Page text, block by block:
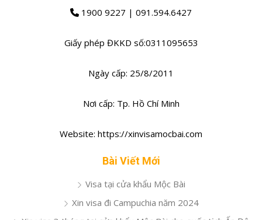
1900 9227 | 091.594.6427
Giấy phép ĐKKD số:0311095653
Ngày cấp: 25/8/2011
Nơi cấp: Tp. Hồ Chí Minh
Website: https://xinvisamocbai.com
Bài Viết Mới
Visa tại cửa khẩu Mộc Bài
Xin visa đi Campuchia năm 2024